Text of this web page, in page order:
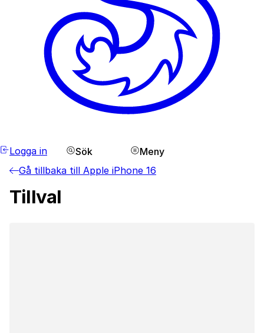
Logga in Sök
Meny
Gå tillbaka till Apple iPhone 16
Tillval